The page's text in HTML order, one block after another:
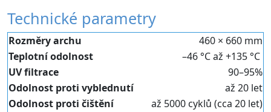
Technické parametry
Rozměry archu
460 × 660 mm
Teplotní odolnost
–46 °C až +135 °C
UV filtrace
90–95%
Odolnost proti vyblednutí
až 20 let
Odolnost proti čištění
až 5000 cyklů (cca 20 let)